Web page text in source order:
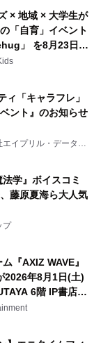
× 地域 × 大学生が
「自育」イベント
」 を8月23日
ィ「キャラフレ」
ント』のお知らせ
イプリル・データ・
法学』ボイスコミ
藤原夏海ら大人気
プ
『AXIZ WAVE』
2026年8月1日(土)
6階 IP書店で